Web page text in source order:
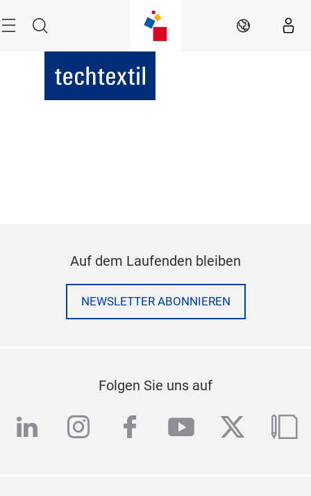
Suche DE
Auf dem Laufenden bleiben
NEWSLETTER ABONNIEREN
Folgen Sie uns auf
linkedininstagram
facebook
youtubetwitter